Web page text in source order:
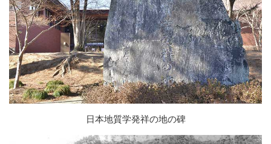
日本地質学発祥の地の碑